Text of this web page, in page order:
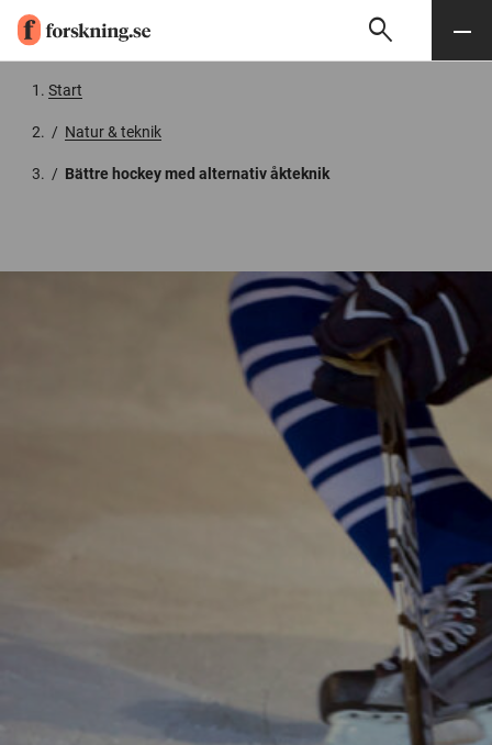
Söksearch Meny
Start
/ Natur & teknik
/ Bättre hockey med alternativ åkteknik